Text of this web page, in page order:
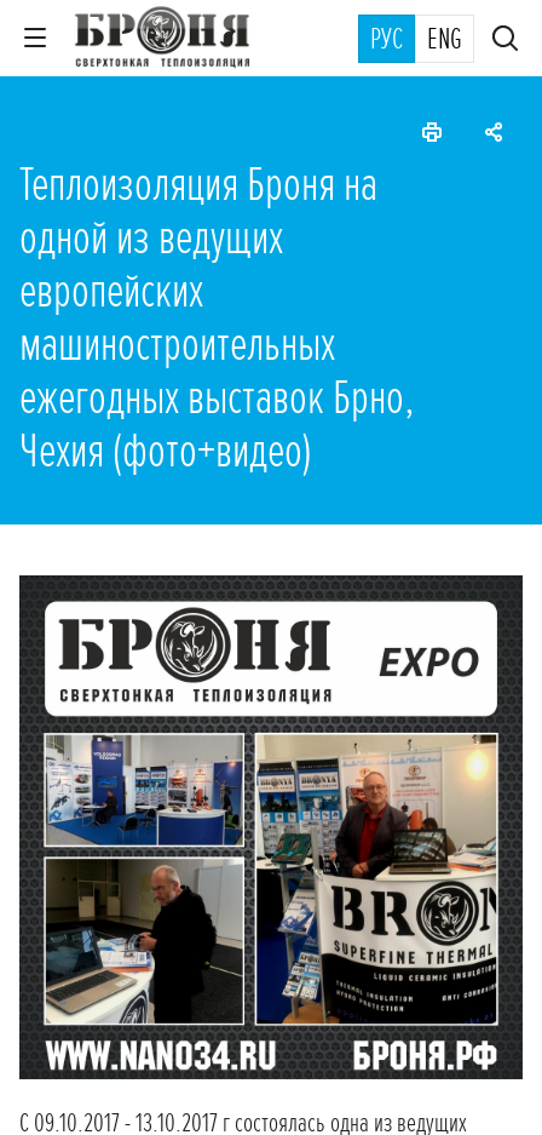
РУС ENG
Теплоизоляция Броня на
одной из ведущих
европейских
машиностроительных
ежегодных выставок Брно,
Чехия (фото+видео)
С 09.10.2017 - 13.10.2017 г состоялась одна из ведущих